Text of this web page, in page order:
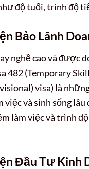
độ tuổi, trình độ
Bảo Lãnh
nghề cao và được
482 (Temporary
visa) là
việc và sinh sống
làm việc và trình
Đầu Tư Kinh